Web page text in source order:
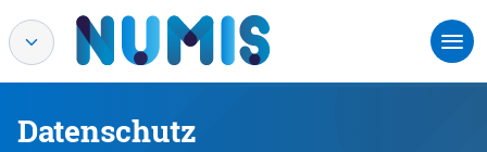
Datenschutz